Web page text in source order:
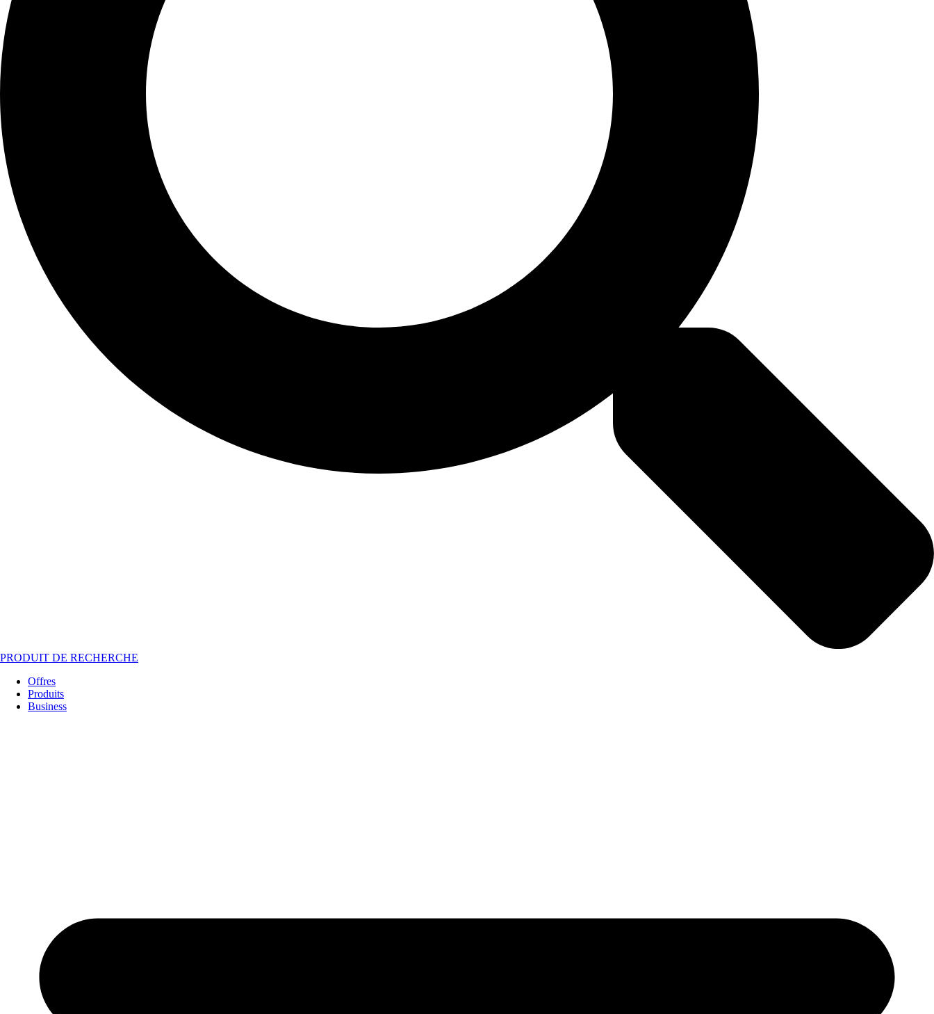
PRODUIT DE RECHERCHE
Offres
Produits
Business